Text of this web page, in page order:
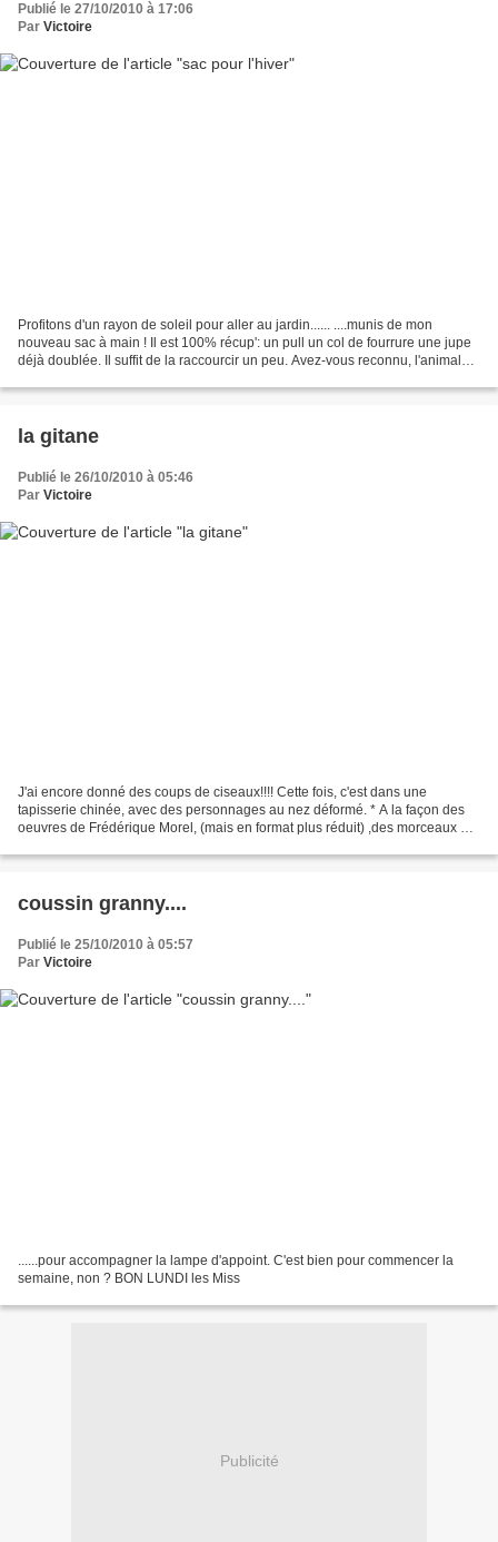
Publié le 27/10/2010 à 17:06
Par Victoire
Profitons d'un rayon de soleil pour aller au jardin...... ....munis de mon
nouveau sac à main ! Il est 100% récup': un pull un col de fourrure une jupe
déjà doublée. Il suffit de la raccourcir un peu. Avez-vous reconnu, l'animal
la gitane
Publié le 26/10/2010 à 05:46
Par Victoire
J'ai encore donné des coups de ciseaux!!!! Cette fois, c'est dans une
tapisserie chinée, avec des personnages au nez déformé. * A la façon des
oeuvres de Frédérique Morel, (mais en format plus réduit) ,des morceaux de
coussin granny....
Publié le 25/10/2010 à 05:57
Par Victoire
......pour accompagner la lampe d'appoint. C'est bien pour commencer la
semaine, non ? BON LUNDI les Miss
Publicité